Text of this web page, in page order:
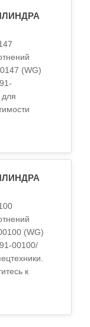
(WG)
(WG)
00100/
к